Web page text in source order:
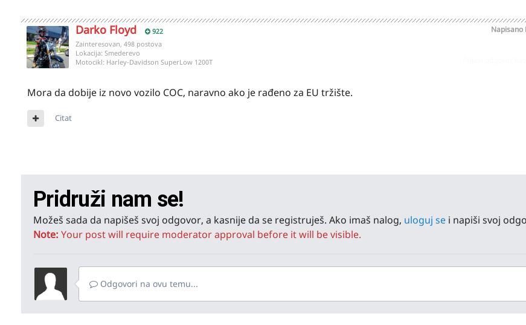
Darko Floyd 922 Napisano
Zainteresovan, 498 postova
Lokacija: Smederevo
Motocikl: Harley-Davidson SuperLow 1200T
Mora da dobije iz novo vozilo COC, naravno ako je rađeno za EU tržište.
Citat
Pridruži nam se!
Možeš sada da napišeš svoj odgovor, a kasnije da se registruješ. Ako imaš nalog, uloguj se i napiši svoj
Note: Your post will require moderator approval before it will be visible.
Odgovori na ovu temu...